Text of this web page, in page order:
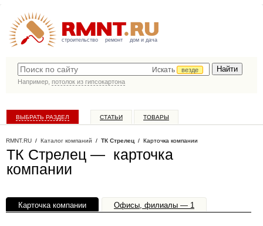
строительство ремонт дом и дача
Искать
везде
Например, потолок из гипсокартона
ВЫБРАТЬ РАЗДЕЛ СТАТЬИ ТОВАРЫ
RMNT.RU / Каталог компаний / ТК Стрелец / Карточка компании
ТК Стрелец — карточка
компании
Карточка компании Офисы, филиалы — 1